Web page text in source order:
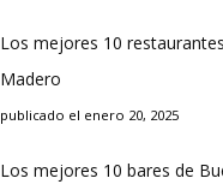
Los mejores 10
Madero
publicado el enero 20, 2025
Los mejores 10 bares de